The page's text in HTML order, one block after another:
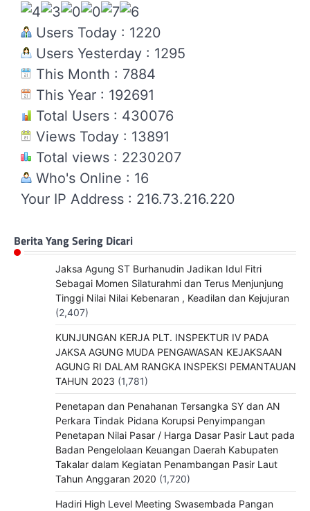
Users Today : 1220
Users Yesterday : 1295
This Month : 7884
This Year : 192691
Total Users : 430076
Views Today : 13891
Total views : 2230207
Who's Online : 16
Your IP Address : 216.73.216.220
Berita Yang Sering Dicari
Jaksa Agung ST Burhanudin Jadikan Idul Fitri
Sebagai Momen Silaturahmi dan Terus Menjunjung
Tinggi Nilai Nilai Kebenaran , Keadilan dan Kejujuran
(2,407)
KUNJUNGAN KERJA PLT. INSPEKTUR IV PADA
JAKSA AGUNG MUDA PENGAWASAN KEJAKSAAN
AGUNG RI DALAM RANGKA INSPEKSI PEMANTAUAN
TAHUN 2023 (1,781)
Penetapan dan Penahanan Tersangka SY dan AN
Perkara Tindak Pidana Korupsi Penyimpangan
Penetapan Nilai Pasar / Harga Dasar Pasir Laut pada
Badan Pengelolaan Keuangan Daerah Kabupaten
Takalar dalam Kegiatan Penambangan Pasir Laut
Tahun Anggaran 2020 (1,720)
Hadiri High Level Meeting Swasembada Pangan